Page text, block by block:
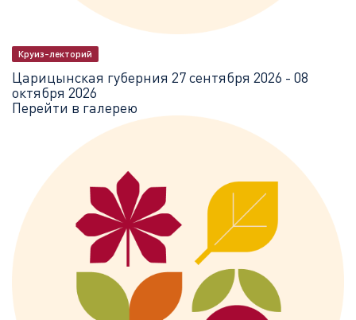
Круиз-лекторий
Царицынская губерния 27 сентября 2026 - 08
октября 2026
Перейти в галерею